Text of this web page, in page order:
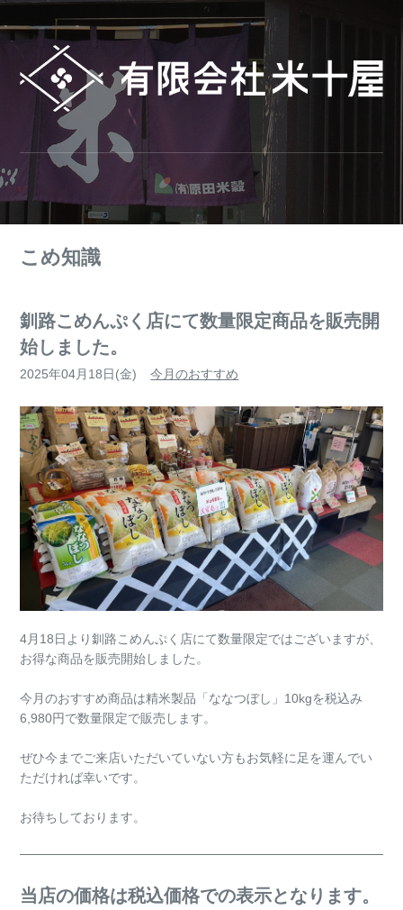
こめ知識
釧路こめんぷく店にて数量限定商品を販売開
始しました。
2025年04月18日(金) 今月のおすすめ
4月18日より釧路こめんぷく店にて数量限定ではございますが、
お得な商品を販売開始しました。
今月のおすすめ商品は精米製品「ななつぼし」10kgを税込み
6,980円で数量限定で販売します。
ぜひ今までご来店いただいていない方もお気軽に足を運んでい
ただければ幸いです。
お待ちしております。
当店の価格は税込価格での表示となります。